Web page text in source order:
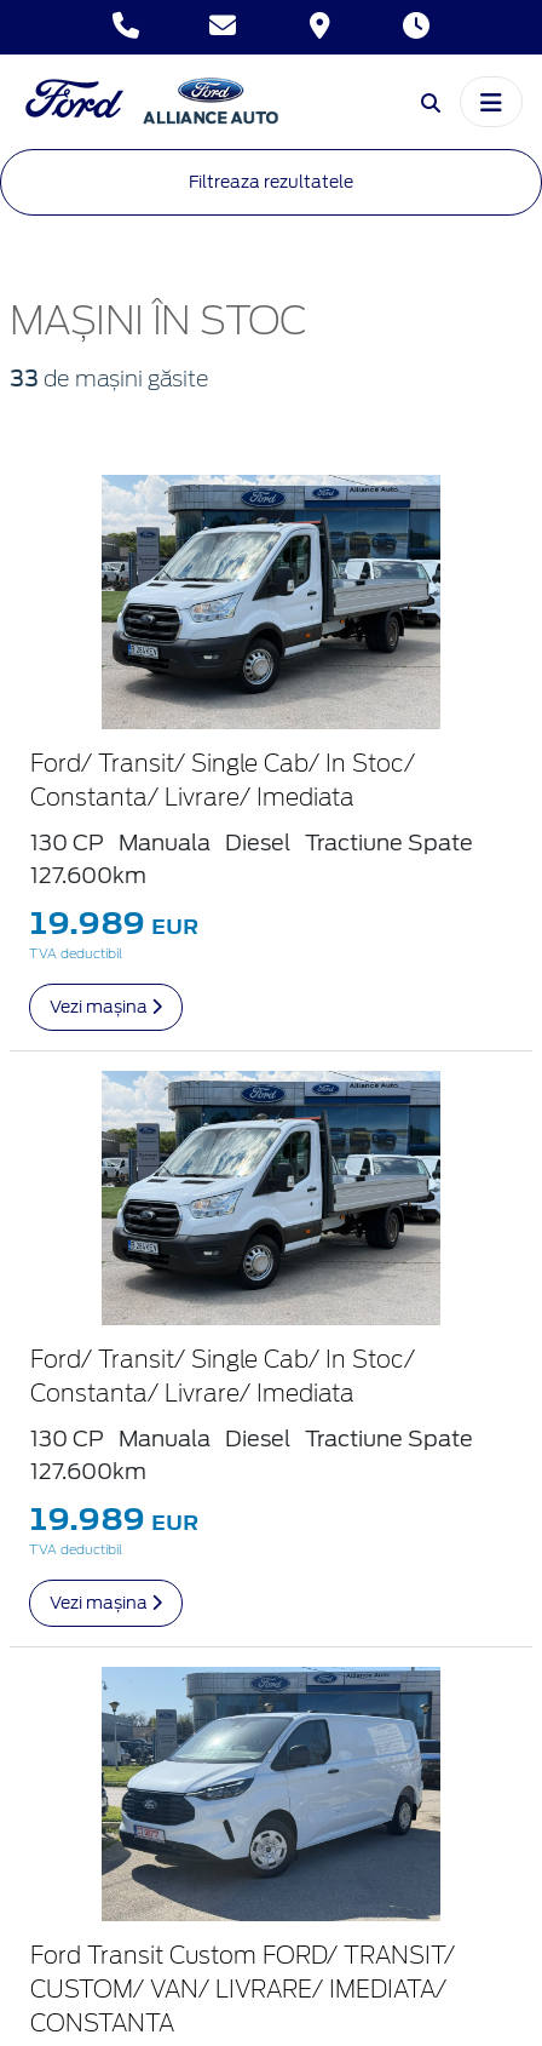
Filtreaza rezultatele
MAȘINI ÎN STOC
33 de mașini găsite
Ford/ Transit/ Single Cab/ In Stoc/
Constanta/ Livrare/ Imediata
130 CP Manuala Diesel
Tractiune Spate
127.600km
19.989 EUR
TVA deductibil
Vezi mașina
Ford/ Transit/ Single Cab/ In Stoc/
Constanta/ Livrare/ Imediata
130 CP Manuala Diesel
Tractiune Spate
127.600km
19.989 EUR
TVA deductibil
Vezi mașina
Ford Transit Custom FORD/ TRANSIT/
CUSTOM/ VAN/ LIVRARE/ IMEDIATA/
CONSTANTA